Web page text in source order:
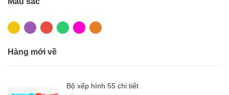
Hàng mới về
Bộ xếp hình 55 chi tiết